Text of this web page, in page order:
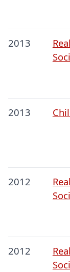
2013
Real
2013
2012
Real
2012
Real